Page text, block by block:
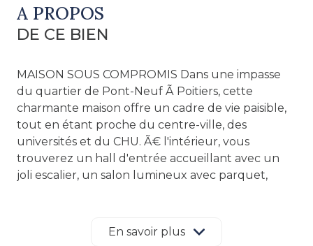
A PROPOS
DE CE BIEN
MAISON SOUS COMPROMIS Dans une impasse
du quartier de Pont-Neuf Ã Poitiers, cette
charmante maison offre un cadre de vie paisible,
tout en étant proche du centre-ville, des
universités et du CHU. Ã€ l'intérieur, vous
trouverez un hall d'entrée accueillant avec un
joli escalier, un salon lumineux avec parquet,
avec rangements, un WC. Ã€ l'étage, il y a trois
chambres, dont deux avec douche et lavabo, un
En savoir plus